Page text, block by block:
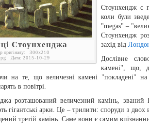
Стоунхенджа
оригіналу: 300x210
Дата: 2015-10-29
Стоунхендж є
коли були
"megas" –
Стоунхендж
захід від
Дослівне
камені", що,
на те, що величезні камені "покладені"
в повітрі.
розташований величезний камінь, званий
гігантські арки. Це – трилити: споруди з двох
третій камінь. Саме вони є самим